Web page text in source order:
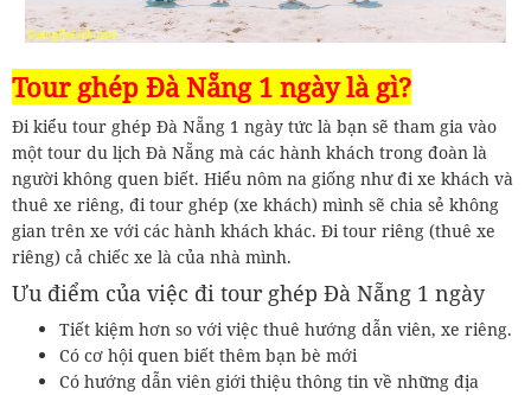
Tour ghép Đà Nẵng 1 ngày là gì?
Đi kiểu tour ghép Đà Nẵng 1 ngày tức là bạn sẽ tham gia vào
một tour du lịch Đà Nẵng mà các hành khách trong đoàn là
người không quen biết. Hiểu nôm na giống như đi xe khách và
thuê xe riêng, đi tour ghép (xe khách) mình sẽ chia sẻ không
gian trên xe với các hành khách khác. Đi tour riêng (thuê xe
riêng) cả chiếc xe là của nhà mình.
Ưu điểm của việc đi tour ghép Đà Nẵng 1 ngày
Tiết kiệm hơn so với việc thuê hướng dẫn viên, xe riêng.
Có cơ hội quen biết thêm bạn bè mới
Có hướng dẫn viên giới thiệu thông tin về những địa